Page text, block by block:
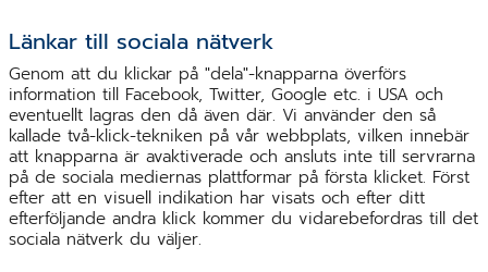
Länkar till sociala nätverk
Genom att du klickar på "dela"-knapparna överförs
information till Facebook, Twitter, Google etc. i USA och
eventuellt lagras den då även där. Vi använder den så
kallade två-klick-tekniken på vår webbplats, vilken innebär
att knapparna är avaktiverade och ansluts inte till servrarna
på de sociala mediernas plattformar på första klicket. Först
efter att en visuell indikation har visats och efter ditt
efterföljande andra klick kommer du vidarebefordras till det
sociala nätverk du väljer.